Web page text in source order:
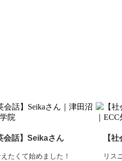
会話】Seikaさん
たくて始めました！
【
リス